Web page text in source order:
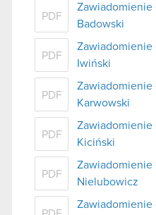
PDF
Zawiadomienie
Badowski
PDF
Zawiadomienie
Iwiński
PDF
Zawiadomienie
Karwowski
PDF
Zawiadomienie
Kiciński
PDF
Zawiadomienie
Nielubowicz
Zawiadomienie